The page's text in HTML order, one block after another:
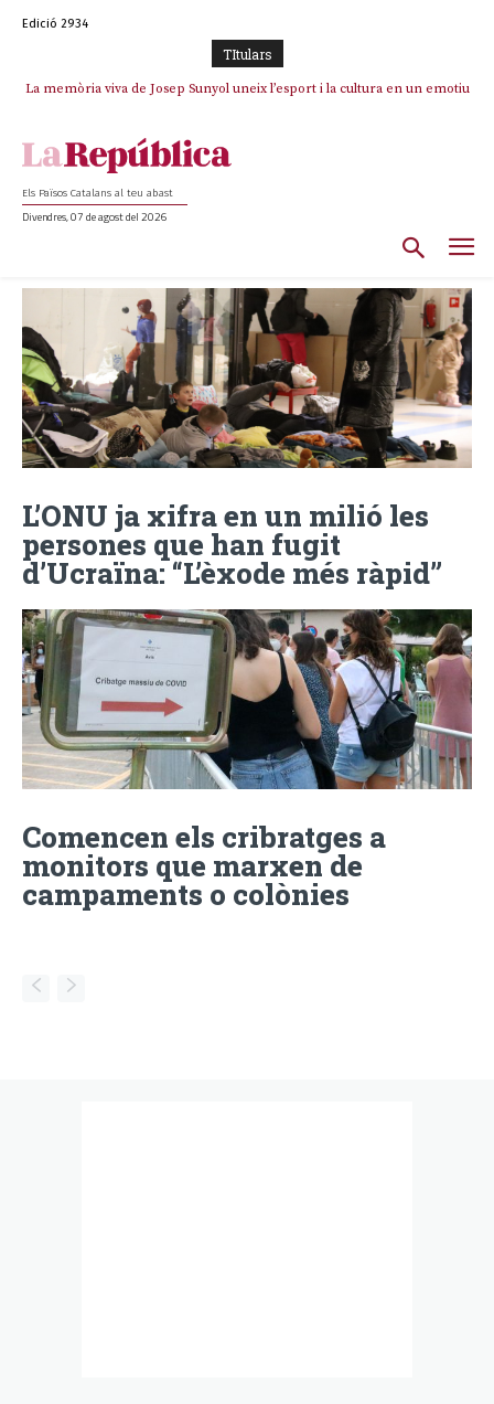
Edició 2934
TItulars
La memòria viva de Josep Sunyol uneix l’esport i la cultura en un emotiu
Els Països Catalans al teu abast
Divendres, 07 de agost del 2026
L’ONU ja xifra en un milió les
persones que han fugit
d’Ucraïna: “L’èxode més ràpid”
Comencen els cribratges a
monitors que marxen de
campaments o colònies